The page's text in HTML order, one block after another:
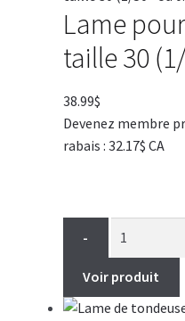
Lame
taille 30
38.99$
Devenez membre
rabais : 32.17$ CA
-
Voir produit